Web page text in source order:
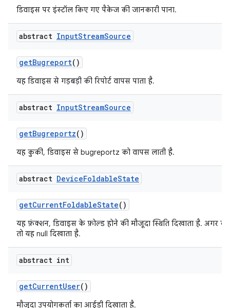
डिवाइस पर इंस्टॉल किए गए पैकेज की जानकारी पाना.
abstract InputStreamSource
getBugreport()
यह डिवाइस से गड़बड़ी की रिपोर्ट वापस पाता है.
abstract InputStreamSource
getBugreportz()
यह कुकी, डिवाइस से bugreportz को वापस लाती है.
abstract DeviceFoldableState
getCurrentFoldableState()
यह फ़ंक्शन, डिवाइस के फ़ोल्ड होने की मौजूदा स्थिति दिखाता है. अगर
तो यह null दिखाता है.
abstract int
getCurrentUser()
मौजूदा उपयोगकर्ता का आईडी दिखाता है.